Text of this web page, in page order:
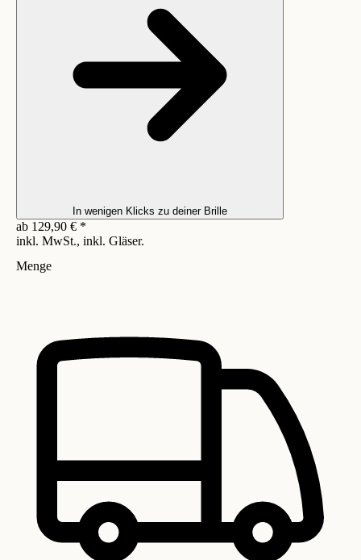
In wenigen Klicks zu deiner Brille
ab 129,90 € *
inkl. MwSt., inkl. Gläser.
Menge